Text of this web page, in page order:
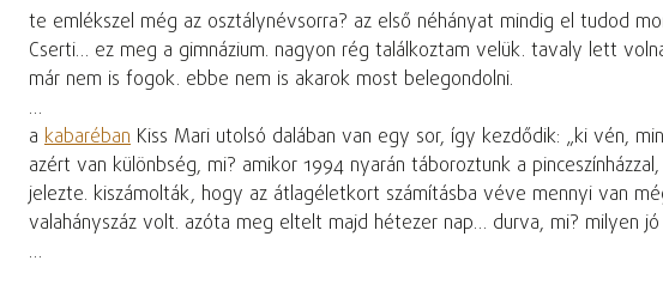
te emlékszel még az osztálynévsorra? az első néhányat mindig el tudod
Cserti… ez meg a gimnázium. nagyon rég találkoztam velük. tavaly lett
már nem is fogok. ebbe nem is akarok most belegondolni.
…
a kabaréban Kiss Mari utolsó dalában van egy sor, így kezdődik: „ki vén,
azért van különbség, mi? amikor 1994 nyarán táboroztunk a
jelezte. kiszámolták, hogy az átlagéletkort számításba véve mennyi van
valahányszáz volt. azóta meg eltelt majd hétezer nap… durva, mi? milyen
…